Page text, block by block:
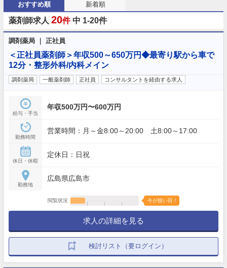
おすすめ順 新着順
薬剤師求人 20件 中 1-20件
調剤薬局 ｜ 正社員
＜正社員薬剤師＞年収500～650万円◆最寄り駅から車で
12分・整形外科/内科メイン
調剤薬局 一般薬剤師 正社員 コンサルタントを経由する求人
給与・手当
年収500万円〜600万円
勤務時間
営業時間：月～金8:00～20:00 土8:00～17:00
休日・休暇
定休日：日祝
勤務地
広島県広島市
閲覧状況 今が狙い目！
求人の詳細を見る
検討リスト（要ログイン）